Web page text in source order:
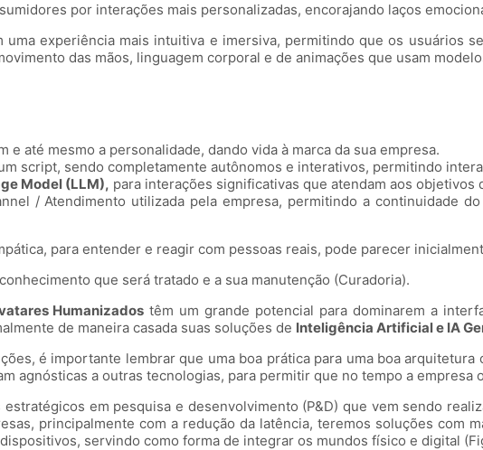
por interações mais personalizadas, encorajando laços
uma experiência mais intuitiva e imersiva, permitindo que os usuários
das mãos, linguagem corporal e de animações que usam
e até mesmo a personalidade, dando vida à marca da sua empresa.
script, sendo completamente autônomos e interativos, permitindo
Model (LLM), para interações significativas que atendam aos objetivos
/ Atendimento utilizada pela empresa, permitindo a continuidade
para entender e reagir com pessoas reais, pode parecer
que será tratado e a sua manutenção (Curadoria).
Humanizados têm um grande potencial para dominarem a
de maneira casada suas soluções de Inteligência Artificial e IA
é importante lembrar que uma boa prática para uma boa
agnósticas a outras tecnologias, para permitir que no tempo a
em pesquisa e desenvolvimento (P&D) que vem sendo
principalmente com a redução da latência, teremos soluções com
servindo como forma de integrar os mundos físico e digital